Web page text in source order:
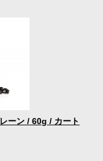
ーン / 60g / カート